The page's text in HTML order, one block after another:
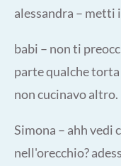
alessandra –
babi – non ti
parte qualche
non cucinavo altro.
Simona – ahh vedi
nell'orecchio?